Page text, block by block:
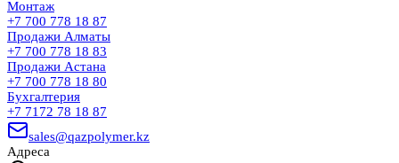
Монтаж
+7 700 778 18 87
Продажи Алматы
+7 700 778 18 83
Продажи Астана
+7 700 778 18 80
Бухгалтерия
+7 7172 78 18 87
sales@qazpolymer.kz
Адреса